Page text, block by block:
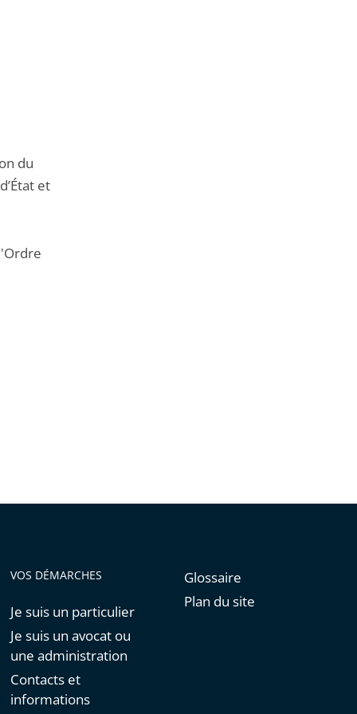
du
et
VOS DÉMARCHES
Je suis un particulier
Je suis un avocat ou
une administration
Contacts et
informations
Glossaire
Plan du site